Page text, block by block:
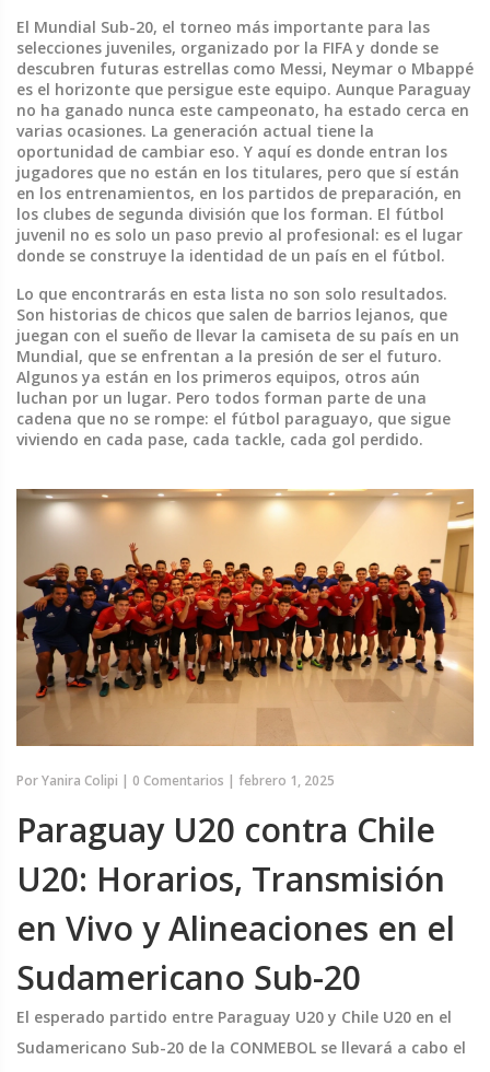
El Mundial Sub-20, el torneo más importante para las
selecciones juveniles, organizado por la FIFA y donde se
descubren futuras estrellas como Messi, Neymar o Mbappé
es el horizonte que persigue este equipo. Aunque Paraguay
no ha ganado nunca este campeonato, ha estado cerca en
varias ocasiones. La generación actual tiene la
oportunidad de cambiar eso. Y aquí es donde entran los
jugadores que no están en los titulares, pero que sí están
en los entrenamientos, en los partidos de preparación, en
los clubes de segunda división que los forman. El fútbol
juvenil no es solo un paso previo al profesional: es el lugar
donde se construye la identidad de un país en el fútbol.
Lo que encontrarás en esta lista no son solo resultados.
Son historias de chicos que salen de barrios lejanos, que
juegan con el sueño de llevar la camiseta de su país en un
Mundial, que se enfrentan a la presión de ser el futuro.
Algunos ya están en los primeros equipos, otros aún
luchan por un lugar. Pero todos forman parte de una
cadena que no se rompe: el fútbol paraguayo, que sigue
viviendo en cada pase, cada tackle, cada gol perdido.
PorYanira Colipi | 0 Comentarios | febrero 1, 2025
Paraguay U20 contra Chile
U20: Horarios, Transmisión
en Vivo y Alineaciones en el
Sudamericano Sub-20
El esperado partido entre Paraguay U20 y Chile U20 en el
Sudamericano Sub-20 de la CONMEBOL se llevará a cabo el